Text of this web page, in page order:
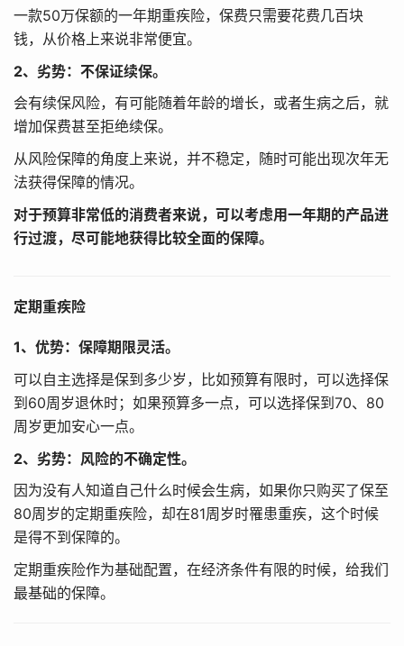
一款50万保额的一年期重疾险，保费只需要花费几百块
钱，从价格上来说非常便宜。
2、劣势：不保证续保。
会有续保风险，有可能随着年龄的增长，或者生病之后，就
增加保费甚至拒绝续保。
从风险保障的角度上来说，并不稳定，随时可能出现次年无
法获得保障的情况。
对于预算非常低的消费者来说，可以考虑用一年期的产品进
行过渡，尽可能地获得比较全面的保障。
定期重疾险
1、优势：保障期限灵活。
可以自主选择是保到多少岁，比如预算有限时，可以选择保
到60周岁退休时；如果预算多一点，可以选择保到70、80
周岁更加安心一点。
2、劣势：风险的不确定性。
因为没有人知道自己什么时候会生病，如果你只购买了保至
80周岁的定期重疾险，却在81周岁时罹患重疾，这个时候
是得不到保障的。
定期重疾险作为基础配置，在经济条件有限的时候，给我们
最基础的保障。